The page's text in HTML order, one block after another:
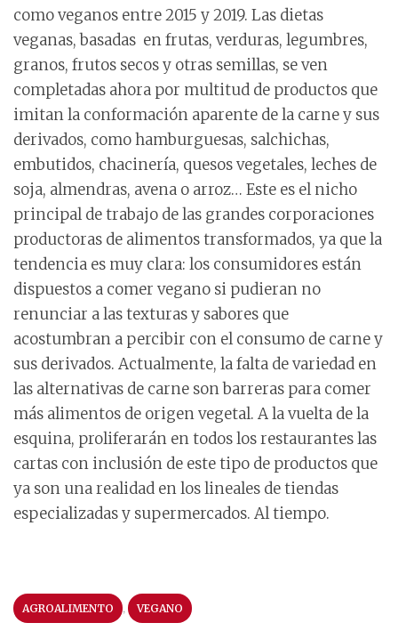
como veganos entre 2015 y 2019. Las dietas
veganas, basadas en frutas, verduras, legumbres,
granos, frutos secos y otras semillas, se ven
completadas ahora por multitud de productos que
imitan la conformación aparente de la carne y sus
derivados, como hamburguesas, salchichas,
embutidos, chacinería, quesos vegetales, leches de
soja, almendras, avena o arroz… Este es el nicho
principal de trabajo de las grandes corporaciones
productoras de alimentos transformados, ya que la
tendencia es muy clara: los consumidores están
dispuestos a comer vegano si pudieran no
renunciar a las texturas y sabores que
acostumbran a percibir con el consumo de carne y
sus derivados. Actualmente, la falta de variedad en
las alternativas de carne son barreras para comer
más alimentos de origen vegetal. A la vuelta de la
esquina, proliferarán en todos los restaurantes las
cartas con inclusión de este tipo de productos que
ya son una realidad en los lineales de tiendas
especializadas y supermercados. Al tiempo.
AGROALIMENTO VEGANO